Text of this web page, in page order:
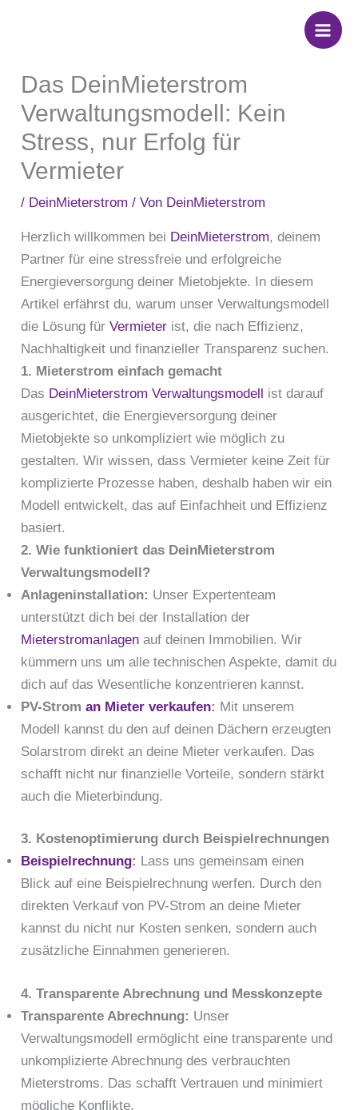
Das DeinMieterstrom
Verwaltungsmodell: Kein
Stress, nur Erfolg für
Vermieter
/ DeinMieterstrom / Von DeinMieterstrom
Herzlich willkommen bei DeinMieterstrom, deinem
Partner für eine stressfreie und erfolgreiche
Energieversorgung deiner Mietobjekte. In diesem
Artikel erfährst du, warum unser Verwaltungsmodell
die Lösung fürVermieter ist, die nach Effizienz,
Nachhaltigkeit und finanzieller Transparenz suchen.
1. Mieterstrom einfach gemacht
Das DeinMieterstrom Verwaltungsmodell ist darauf
ausgerichtet, die Energieversorgung deiner
Mietobjekte so unkompliziert wie möglich zu
gestalten. Wir wissen, dass Vermieter keine Zeit für
komplizierte Prozesse haben, deshalb haben wir ein
Modell entwickelt, das auf Einfachheit und Effizienz
basiert.
2. Wie funktioniert das DeinMieterstrom
Verwaltungsmodell?
Anlageninstallation: Unser Expertenteam
unterstützt dich bei der Installation der
Mieterstromanlagen auf deinen Immobilien. Wir
kümmern uns um alle technischen Aspekte, damit du
dich auf das Wesentliche konzentrieren kannst.
PV-Stroman Mieter verkaufen: Mit unserem
Modell kannst du den auf deinen Dächern erzeugten
Solarstrom direkt an deine Mieter verkaufen. Das
schafft nicht nur finanzielle Vorteile, sondern stärkt
auch die Mieterbindung.
3. Kostenoptimierung durch Beispielrechnungen
Beispielrechnung: Lass uns gemeinsam einen
Blick auf eine Beispielrechnung werfen. Durch den
direkten Verkauf von PV-Strom an deine Mieter
kannst du nicht nur Kosten senken, sondern auch
zusätzliche Einnahmen generieren.
4. Transparente Abrechnung und Messkonzepte
Transparente Abrechnung: Unser
Verwaltungsmodell ermöglicht eine transparente und
unkomplizierte Abrechnung des verbrauchten
Mieterstroms. Das schafft Vertrauen und minimiert
mögliche Konflikte.